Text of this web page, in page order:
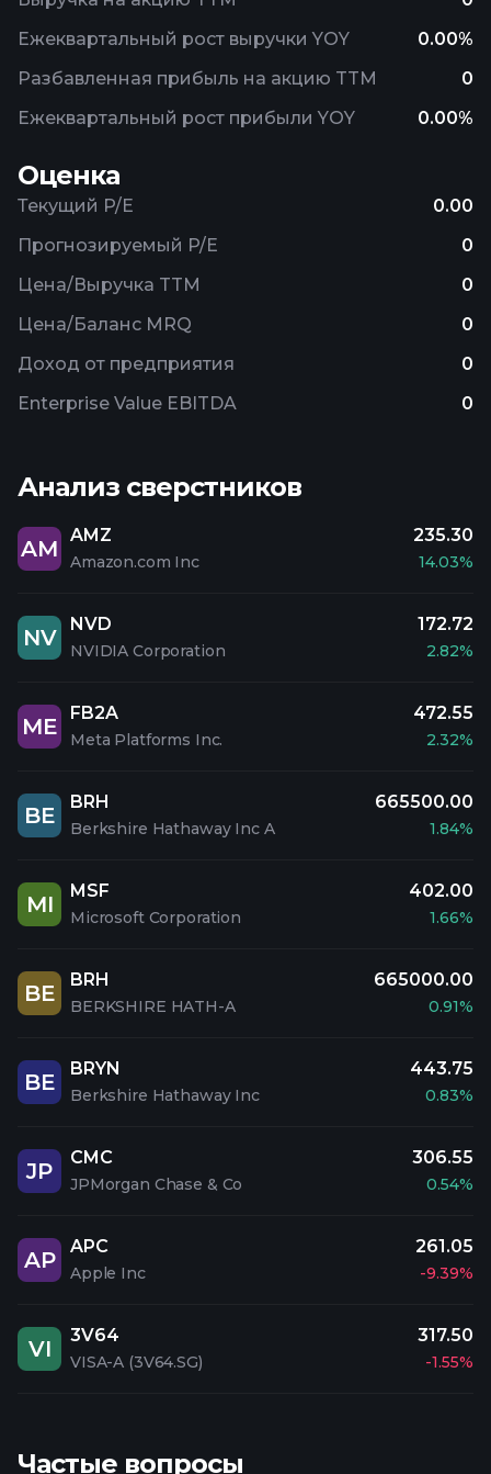
Ежеквартальный рост выручки YOY
0.00%
Разбавленная прибыль на акцию TTM
0
Ежеквартальный рост прибыли YOY
0.00%
Оценка
Текущий P/E
0.00
Прогнозируемый P/E
0
Цена/Выручка TTM
0
Цена/Баланс MRQ
0
Доход от предприятия
0
Enterprise Value EBITDA
0
Анализ сверстников
AM
AMZ
Amazon.com Inc
235.30
14.03%
NV
NVD
NVIDIA Corporation
172.72
2.82%
ME
FB2A
Meta Platforms Inc.
472.55
2.32%
BE
BRH
Berkshire Hathaway Inc A
665500.00
1.84%
MI
MSF
Microsoft Corporation
402.00
1.66%
BE
BRH
BERKSHIRE HATH-A
665000.00
0.91%
BE
BRYN
Berkshire Hathaway Inc
443.75
0.83%
JP
CMC
JPMorgan Chase & Co
306.55
0.54%
AP
APC
Apple Inc
261.05
-9.39%
VI
3V64
VISA-A (3V64.SG)
317.50
-1.55%
Частые вопросы